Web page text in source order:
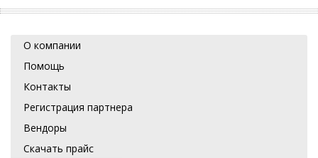
О компании
Помощь
Контакты
Регистрация партнера
Вендоры
Скачать прайс